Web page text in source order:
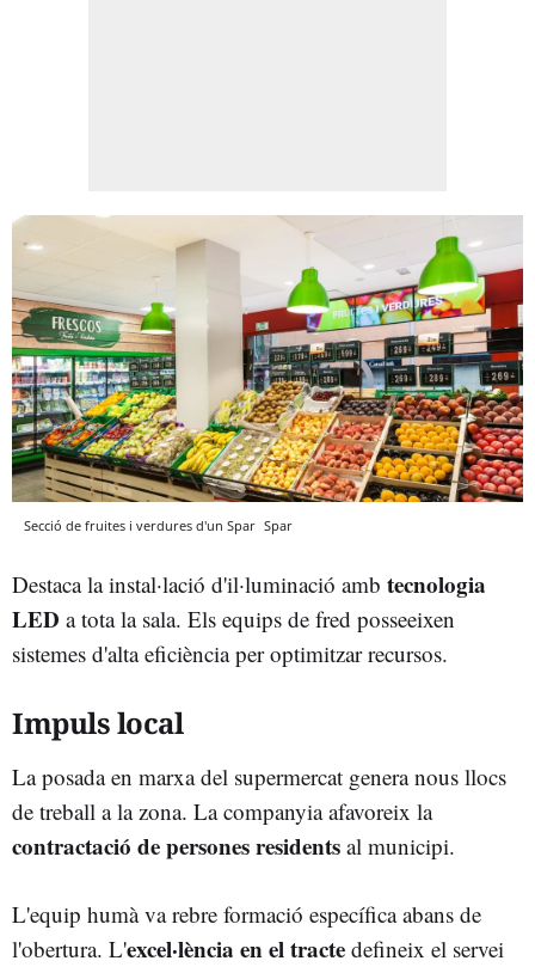
Secció de fruites i verdures d'un Spar Spar
Destaca la instal·lació d'il·luminació amb tecnologia
LED a tota la sala. Els equips de fred posseeixen
sistemes d'alta eficiència per optimitzar recursos.
Impuls local
La posada en marxa del supermercat genera nous llocs
de treball a la zona. La companyia afavoreix la
contractació de persones residents al municipi.
L'equip humà va rebre formació específica abans de
l'obertura. L'excel·lència en el tracte defineix el servei